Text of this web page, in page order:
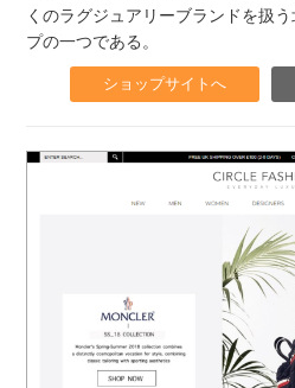
くのラグジュアリーブランドを扱
プの一つである。
ショップサイトへ